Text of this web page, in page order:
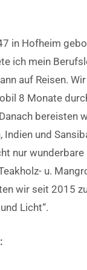
in Hofheim
ich mein
auf Reisen.
8 Monate
bereisten
Indien und
nur wunderbare
u.
wir seit 2015
Licht“.